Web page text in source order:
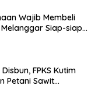
Wajib Membeli
Melanggar Siap-siap
FPKS Kutim
Petani Sawit